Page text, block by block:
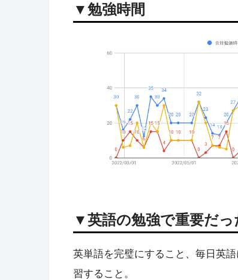
▼勉強時間
▼英語の勉強で重要だっ
英単語を完璧にすること、毎日英
習すること。